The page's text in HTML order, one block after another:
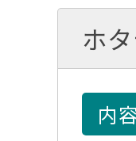
ホ
内